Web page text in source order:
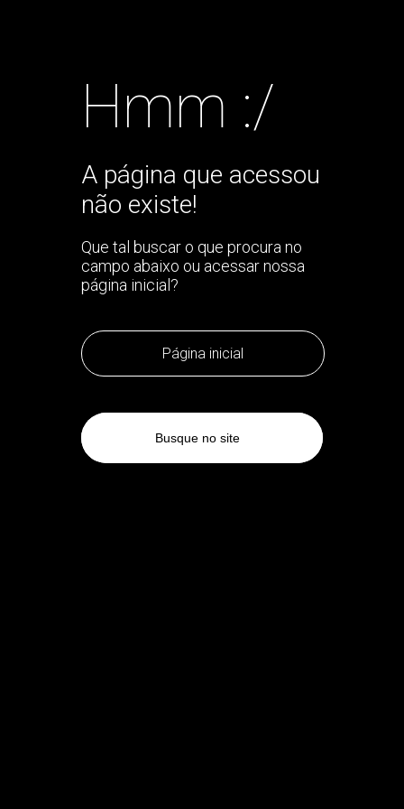
Hmm :/
A página que acessou
não existe!
Que tal buscar o que procura no
campo abaixo ou acessar nossa
página inicial?
Página inicial